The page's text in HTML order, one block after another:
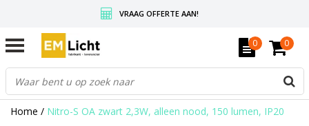
VRAAG OFFERTE AAN!
GRATIS VERZENDING BOVEN DE € 350,-
WEDERVERKOPERS KRIJGEN ALTIJD KORTING, INFORMEER!
0 0
Home / Nitro-S OA zwart 2,3W, alleen nood, 150 lumen, IP20